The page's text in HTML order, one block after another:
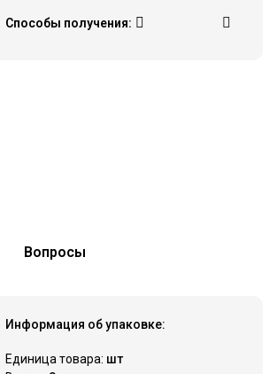
Способы получения:
Вопросы
Информация об упаковке:
Единица товара: шт